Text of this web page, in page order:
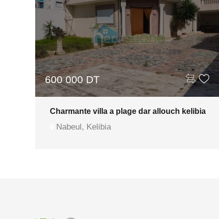
600 000 DT
Charmante villa a plage dar allouch kelibia
Nabeul, Kelibia